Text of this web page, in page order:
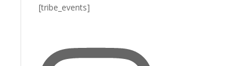
[tribe_events]